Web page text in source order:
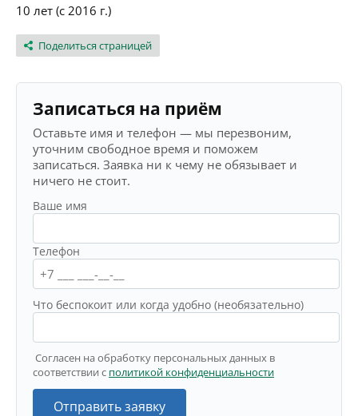
10 лет (с 2016 г.)
Поделиться страницей
Записаться на приём
Оставьте имя и телефон — мы перезвоним,
уточним свободное время и поможем
записаться. Заявка ни к чему не обязывает и
ничего не стоит.
Ваше имя
Телефон
Что беспокоит или когда удобно (необязательно)
Согласен на обработку персональных данных в
соответствии с политикой конфиденциальности
Отправить заявку